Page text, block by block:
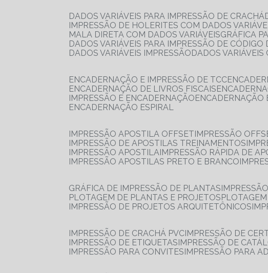
DADOS VARIÁVEIS PARA IMPRESSÃO DE CRACHÁ
IMPRESSÃO DE HOLERITES COM DADOS
MALA DIRETA COM DADOS VARIÁVEIS
GRÁFICA
DADOS VARIÁVEIS PARA IMPRESSÃO DE CÓDIGO
DADOS VARIÁVEIS IMPRESSÃO
DADOS
ENCADERNAÇÃO E IMPRESSÃO DE TCC
ENCADERNAÇÃO DE LIVROS FISCAIS
IMPRESSÃO E ENCADERNAÇÃO
ENCADERNAÇÃO ESPIRAL
IMPRESSÃO APOSTILA OFFSET IMPRESSÃO
IMPRESSÃO DE APOSTILAS TREINAMENTOS
IMPRESSÃO APOSTILA IMPRESSÃO RÁPIDA DE
IMPRESSÃO APOSTILAS PRETO E BRANCO
GRÁFICA DE IMPRESSÃO DE PLANTAS
PLOTAGEM DE PLANTAS E PROJETOS
IMPRESSÃO DE PROJETOS ARQUITETÔNICOS
IMPRESSÃO DE CRACHÁ PVC IMPRESSÃO DE
IMPRESSÃO DE ETIQUETAS IMPRESSÃO DE
IMPRESSÃO PARA CONVITES IMPRESSÃO PARA